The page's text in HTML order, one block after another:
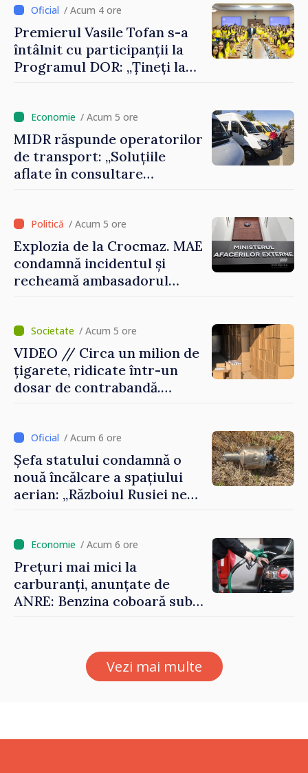
an”
/ Acum 4 ore
Premierul Vasile Tofan s-a
întâlnit cu participanții la
Programul DOR: „Țineți la
doar astfel puteți reuși”
/ Acum 5 ore
MIDR răspunde operatorilor
de transport: „Soluțiile
aflate în consultare
sigure, regulate și
accesibile”
/ Acum 5 ore
Explozia de la Crocmaz. MAE
condamnă incidentul și
recheamă ambasadorul
/ Acum 5 ore
VIDEO // Circa un milion de
țigarete, ridicate într-un
dosar de contrabandă.
/ Acum 6 ore
Șefa statului condamnă o
nouă încălcare a spațiului
aerian: „Războiul Rusiei ne
/ Acum 6 ore
Prețuri mai mici la
carburanți, anunțate de
ANRE: Benzina coboară sub
Vezi mai multe